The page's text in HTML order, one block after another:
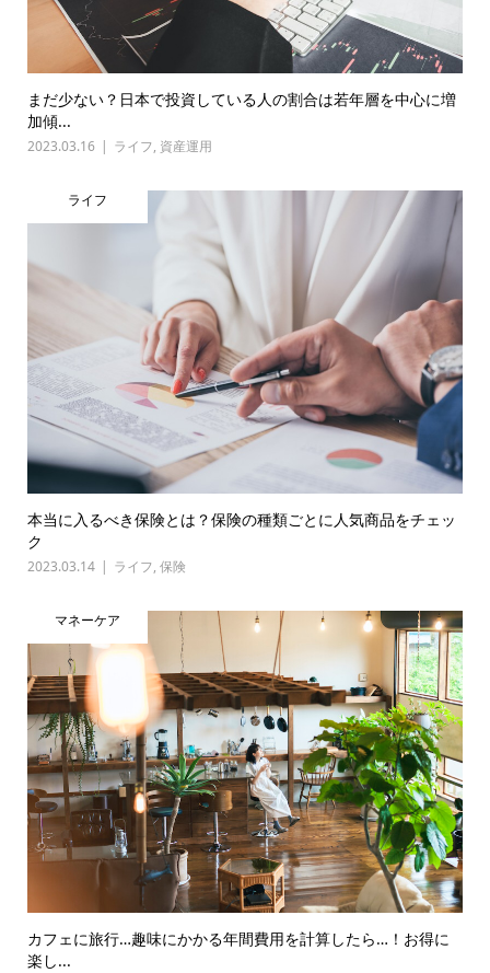
まだ少ない？日本で投資している人の割合は若年層を中心に増
加傾...
2023.03.16 ライフ, 資産運用
ライフ
本当に入るべき保険とは？保険の種類ごとに人気商品をチェッ
ク
2023.03.14 ライフ, 保険
マネーケア
カフェに旅行…趣味にかかる年間費用を計算したら…！お得に
楽し...